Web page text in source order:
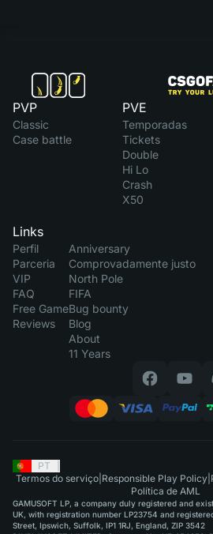
PVP
Classic
Case battle
PVE
Temporadas
Tickets
Double
Hi Lo
Crash
X50
Links
Perfil
Parceria
VIP
FAQ
Free Game
Reviews
Anniversary
Comprovadamente justo
North Pole
FIFA
Bug bounty
Blog
About
11 Years
PT
Termos do serviço Responsible Play Policy
Política de AML
GAMUSOFT LP, a company duly registered and
UK, with registration number LP23754 and
Street, Ipswich, Suffolk, IP1 1RJ, England, ZIP 3542